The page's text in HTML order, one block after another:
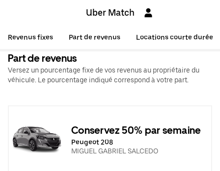
Uber Match
Revenus fixes Part de revenus Locations courte durée
Part de revenus
Versez un pourcentage fixe de vos revenus au propriétaire du
véhicule. Le pourcentage indiqué correspond à votre part.
Conservez 50% par semaine
Peugeot 208
MIGUEL GABRIEL SALCEDO